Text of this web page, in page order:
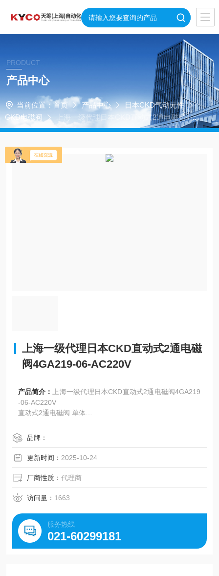
PRODUCT
产品中心
当前位置： 首页 产品中心
日本CKD气动元件
CKD电磁阀
上海一级代理日本CKD直动式2通电磁阀4G
A219-06-AC220V
上海一级代理日本CKD直动式2通电磁
阀4GA219-06-AC220V
产品简介：
上海一级代理日本CKD直动式2通电磁阀4GA219
-06-AC220V
直动式2通电磁阀 单体
AB42 常通（通电时闭）型
接管口径：RC1/8~RC1/2
品牌：
更新时间： 2025-10-24
厂商性质：代理商
访问量： 1663
服务热线
021-60299181